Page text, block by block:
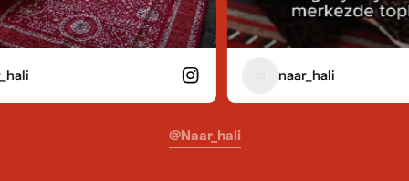
naar_hali
@naar_hali